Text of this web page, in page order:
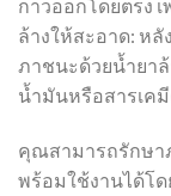
กาวออกโดยตรง
ล้างให้สะอาด: ห
ภาชนะด้วยน้ำยา
น้ำมันหรือสารเค
คุณสามารถรักษา
พร้อมใช้งานได้โด